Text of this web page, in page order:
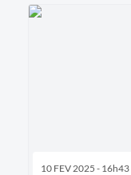
10 FEV 2025 - 16h43